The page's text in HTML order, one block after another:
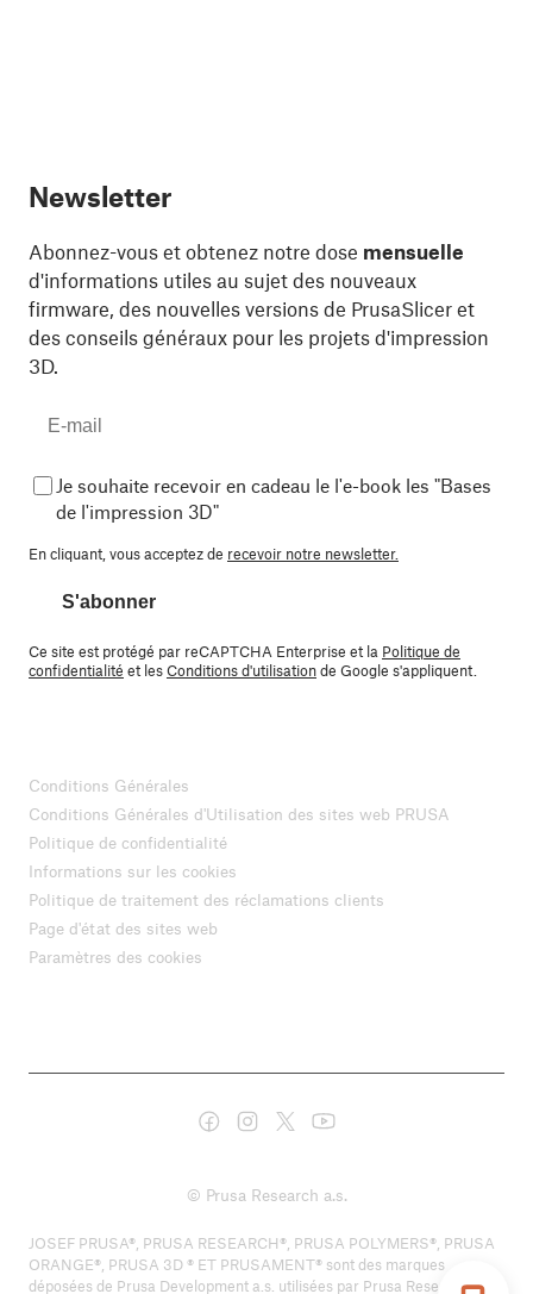
Newsletter
Abonnez-vous et obtenez notre dose mensuelle
d'informations utiles au sujet des nouveaux
firmware, des nouvelles versions de PrusaSlicer et
des conseils généraux pour les projets d'impression
3D.
Je souhaite recevoir en cadeau le l'e-book les "Bases
de l'impression 3D"
En cliquant, vous acceptez de recevoir notre newsletter.
S'abonner
Ce site est protégé par reCAPTCHA Enterprise et la Politique de
confidentialité et lesConditions d'utilisationde Google s'appliquent.
Conditions Générales
Conditions Générales d'Utilisation des sites web PRUSA
Politique de confidentialité
Informations sur les cookies
Politique de traitement des réclamations clients
Page d'état des sites web
Paramètres des cookies
© Prusa Research a.s.
JOSEF PRUSA®, PRUSA RESEARCH®, PRUSA POLYMERS®, PRUSA
ORANGE®, PRUSA 3D ® ET PRUSAMENT® sont des marques
déposées de Prusa Development a.s. utilisées par Prusa Research a.s.